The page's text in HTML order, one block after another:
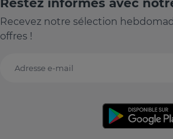
Restez informés avec
Recevez notre sélection
offres !
Adresse e-mail